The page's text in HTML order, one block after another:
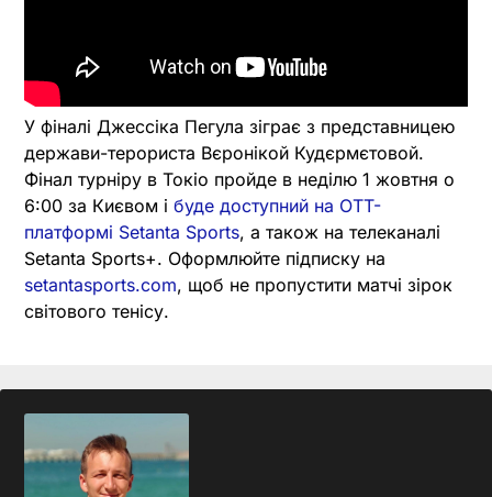
У фіналі Джессіка Пегула зіграє з представницею
держави-терориста Вєронікой Кудєрмєтовой.
Фінал турніру в Токіо пройде в неділю 1 жовтня о
6:00 за Києвом і буде доступний на OTT-
платформі Setanta Sports, а також на телеканалі
Setanta Sports+. Оформлюйте підписку на
setantasports.com, щоб не пропустити матчі зірок
світового тенісу.